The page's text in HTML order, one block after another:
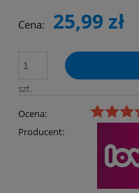
Cena: 25,99 zł
szt.
Ocena:
Producent: